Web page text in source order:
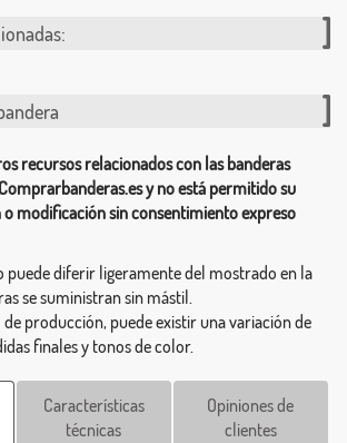
recursos relacionados con las banderas
y no está permitido su
modificación sin consentimiento expreso
puede diferir ligeramente del mostrado en la
se suministran sin mástil.
producción, puede existir una variación de
finales y tonos de color.
Características
técnicas
Opiniones de
clientes